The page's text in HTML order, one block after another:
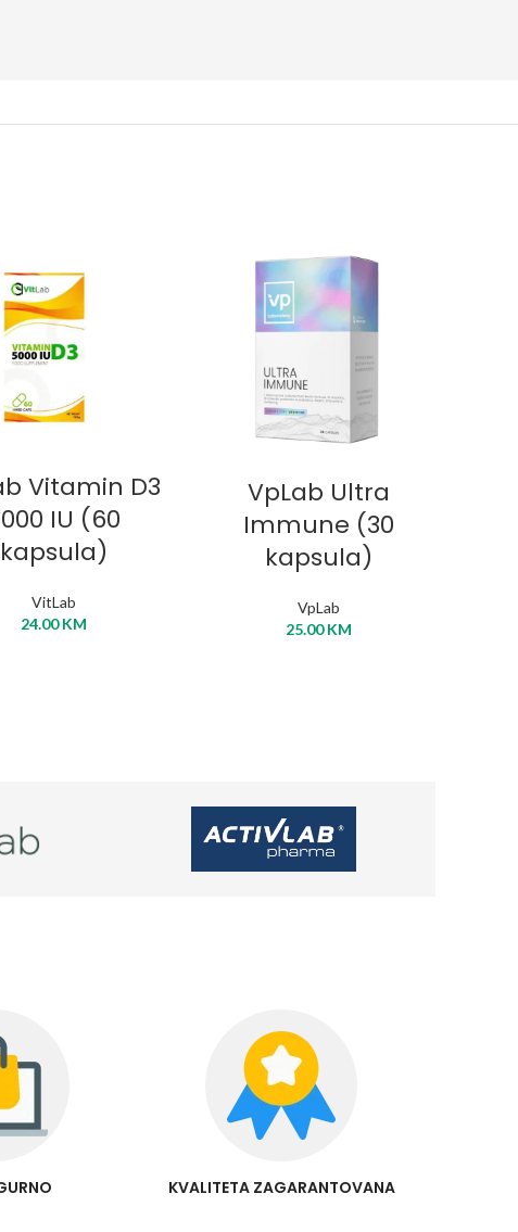
Vitamin D3
IU (60
kapsula)
VitLab
24.00KM
VpLab Ultra
Immune (30
kapsula)
VpLab
25.00KM
KVALITETA ZAGARANTOVANA